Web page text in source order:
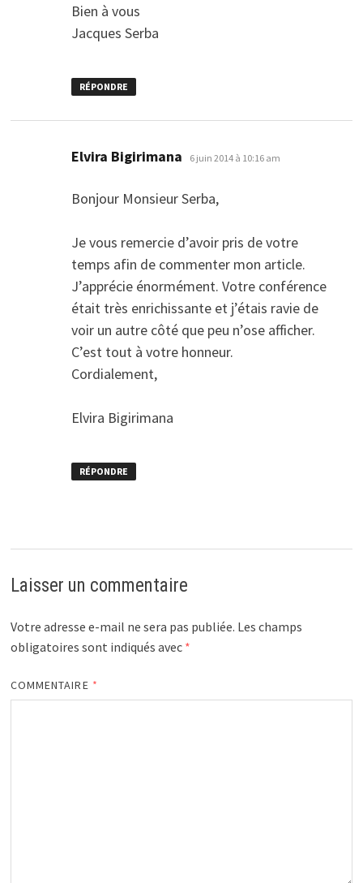
Bien à vous
Jacques Serba
RÉPONDRE
Elvira Bigirimana dit :
6 juin 2014 à 10:16 am
Bonjour Monsieur Serba,
Je vous remercie d’avoir pris de votre
temps afin de commenter mon article.
J’apprécie énormément. Votre conférence
était très enrichissante et j’étais ravie de
voir un autre côté que peu n’ose afficher.
C’est tout à votre honneur.
Cordialement,
Elvira Bigirimana
RÉPONDRE
Laisser un commentaire
Votre adresse e-mail ne sera pas publiée. Les champs
obligatoires sont indiqués avec *
COMMENTAIRE *